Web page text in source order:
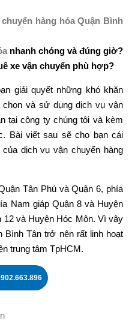
chuyển hàng hóa Quận Bình
nhanh chóng và đúng giờ?
xe vận chuyển phù hợp?
giải quyết những khó khăn
chọn và sử dụng dịch vụ vận
tại công ty chúng tôi và kèm
Bài viết sau sẽ cho bạn cái
dịch vụ vận chuyển hàng
Tân Phú và Quận 6, phía
Nam giáp Quận 8 và Huyện
12 và Huyện Hóc Môn. Vì vậy
Bình Tân trở nên rất linh hoạt
trung tâm TpHCM.